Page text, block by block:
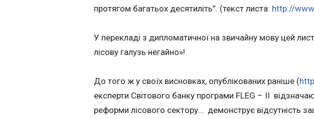
протягом багатьох десятиліть”. (текст листа: http://
У перекладі з дипломатичної на звичайну мову цей
лісову галузь негайно»!
До того ж у своїх висновках, опублікованих раніше (
експерти Світового банку програми FLEG – II
реформи лісового сектору… демонструє відсутність